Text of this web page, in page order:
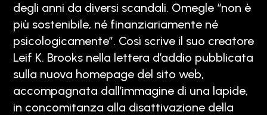
degli anni da diversi scandali. Omegle “non è
più sostenibile, né finanziariamente né
psicologicamente”. Così scrive il suo creatore
Leif K. Brooks nella lettera d’addio pubblicata
sulla nuova homepage del sito web,
accompagnata dall’immagine di una lapide,
in concomitanza alla disattivazione della